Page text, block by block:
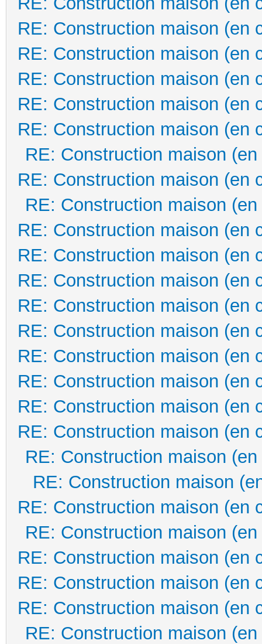
RE: Construction maison (en
RE: Construction maison (en
RE: Construction maison (en
RE: Construction maison (en
RE: Construction maison (en
RE: Construction maison
RE: Construction maison (en
RE: Construction maison
RE: Construction maison (en
RE: Construction maison (en
RE: Construction maison (en
RE: Construction maison (en
RE: Construction maison (en
RE: Construction maison (en
RE: Construction maison (en
RE: Construction maison (en
RE: Construction maison (en
RE: Construction maison
RE: Construction maison
RE: Construction maison (en
RE: Construction maison
RE: Construction maison (en
RE: Construction maison (en
RE: Construction maison (en
RE: Construction maison